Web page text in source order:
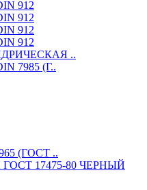
912
912
912
912
..
7985 (Г..
(ГОСТ ..
17475-80 ЧЕРНЫЙ